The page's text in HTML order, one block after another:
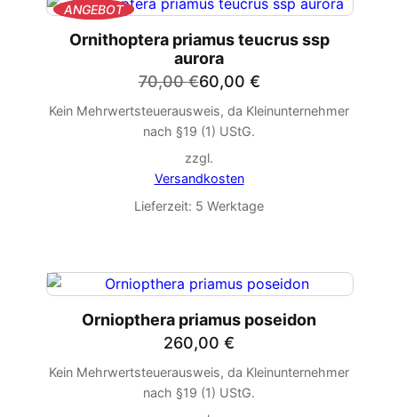
ANGEBOTPRODUKT
ANGEBOT
Ornithoptera priamus teucrus ssp
aurora
70,00€Ursprünglicher
Preis
war:
70,00 €
60,00 €
Aktueller
Preis
ist:
60,00 €.
Kein Mehrwertsteuerausweis, da Kleinunternehmer
nach §19 (1) UStG.
zzgl.
Versandkosten
Lieferzeit: 5 Werktage
Orniopthera priamus poseidon
260,00 €
Kein Mehrwertsteuerausweis, da Kleinunternehmer
nach §19 (1) UStG.